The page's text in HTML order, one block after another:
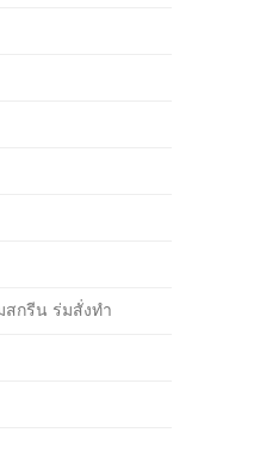
สกรีน ร่มสั่งทำ